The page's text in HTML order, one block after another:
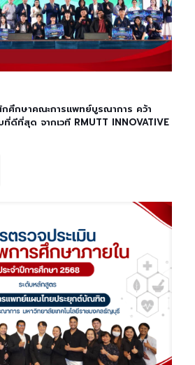
ศึกษาคณะการแพทย์บูรณาการ คว้า
ที่สุด จากเวที RMUTT INNOVATIVE